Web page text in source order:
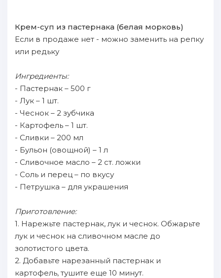
Крем-суп из пастернака (белая морковь)
Если в продаже нет - можно заменить на репку
или редьку
Ингредиенты:
- Пастернак – 500 г
- Лук – 1 шт.
- Чеснок – 2 зубчика
- Картофель – 1 шт.
- Сливки – 200 мл
- Бульон (овощной) – 1 л
- Сливочное масло – 2 ст. ложки
- Соль и перец – по вкусу
- Петрушка – для украшения
Приготовление:
1. Нарежьте пастернак, лук и чеснок. Обжарьте
лук и чеснок на сливочном масле до
золотистого цвета.
2. Добавьте нарезанный пастернак и
картофель, тушите еще 10 минут.